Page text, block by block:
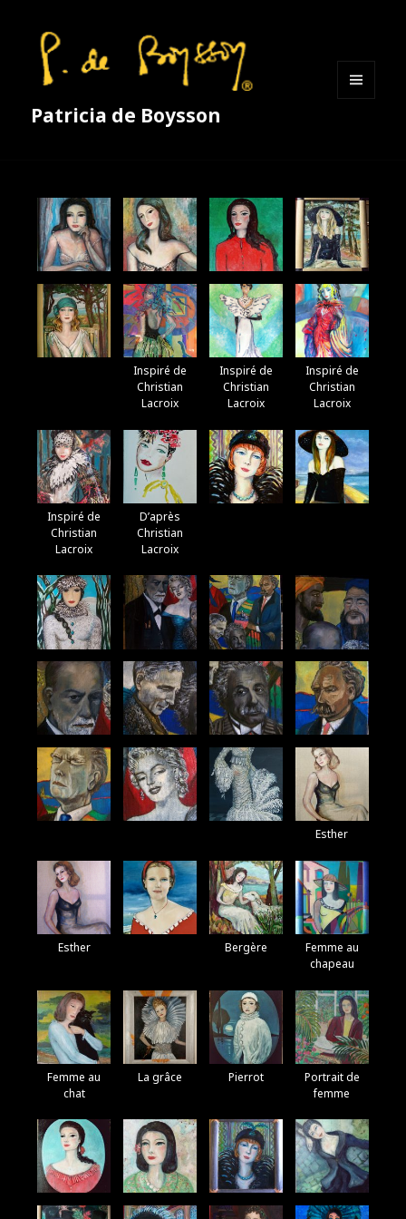
Patricia de Boysson
Inspiré de
Christian
Lacroix
Inspiré de
Christian
Lacroix
Inspiré de
Christian
Lacroix
Inspiré de
Christian
Lacroix
D’après
Christian
Lacroix
Esther
Esther Bergère
Femme au
chapeau
Femme au
chat
La grâce Pierrot
Portrait de
femme